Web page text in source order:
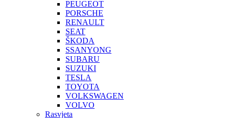
PEUGEOT
PORSCHE
RENAULT
SEAT
ŠKODA
SSANYONG
SUBARU
SUZUKI
TESLA
TOYOTA
VOLKSWAGEN
VOLVO
Rasvjeta